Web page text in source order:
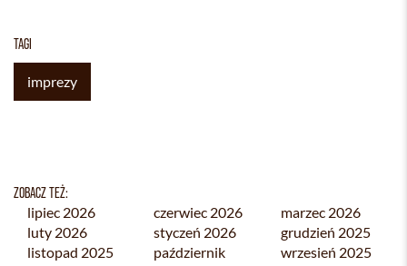
TAGI
imprezy
ZOBACZ TEŻ:
lipiec 2026 czerwiec 2026
marzec 2026
luty 2026
styczeń 2026
grudzień 2025
listopad 2025
październik
wrzesień 2025